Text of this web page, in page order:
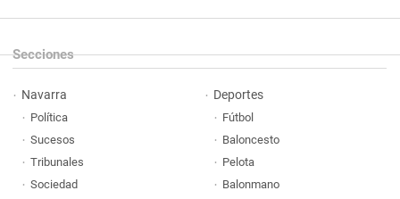
Secciones
Navarra
Política
Sucesos
Tribunales
Sociedad
Deportes
Fútbol
Baloncesto
Pelota
Balonmano